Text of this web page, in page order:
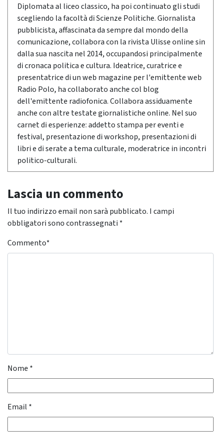
Diplomata al liceo classico, ha poi continuato gli studi
scegliendo la facoltà di Scienze Politiche. Giornalista
pubblicista, affascinata da sempre dal mondo della
comunicazione, collabora con la rivista Ulisse online sin
dalla sua nascita nel 2014, occupandosi principalmente
di cronaca politica e cultura. Ideatrice, curatrice e
presentatrice di un web magazine per l'emittente web
Radio Polo, ha collaborato anche col blog
dell'emittente radiofonica. Collabora assiduamente
anche con altre testate giornalistiche online. Nel suo
carnet di esperienze: addetto stampa per eventi e
festival, presentazione di workshop, presentazioni di
libri e di serate a tema culturale, moderatrice in incontri
politico-culturali.
Lascia un commento
Il tuo indirizzo email non sarà pubblicato. I campi
obbligatori sono contrassegnati *
Commento*
Nome *
Email *